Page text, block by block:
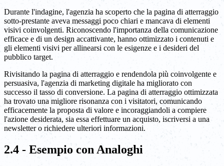
Durante l'indagine, l'agenzia ha scoperto che la pagina di atterraggio
sotto-prestante aveva messaggi poco chiari e mancava di elementi
visivi coinvolgenti. Riconoscendo l'importanza della comunicazione
efficace e di un design accattivante, hanno ottimizzato i contenuti e
gli elementi visivi per allinearsi con le esigenze e i desideri del
pubblico target.
Rivisitando la pagina di atterraggio e rendendola più coinvolgente e
persuasiva, l'agenzia di marketing digitale ha migliorato con
successo il tasso di conversione. La pagina di atterraggio ottimizzata
ha trovato una migliore risonanza con i visitatori, comunicando
efficacemente la proposta di valore e incoraggiandoli a compiere
l'azione desiderata, sia essa effettuare un acquisto, iscriversi a una
newsletter o richiedere ulteriori informazioni.
2.4 - Esempio con Analoghi